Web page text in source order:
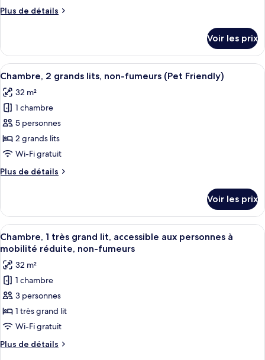
(Chivalrous
chambre :
très
grand
lit,
non-
fumeurs
(Mayan
Paradise)
Plus de détails
Plus
le
type
de
Suite,
très
grand
lit,
non-
fumeurs
(Mayan
Voir les prix
Afficher
toutes
les
photos
pour
ce
type
chambre :
grands
lits,
non-
fumeurs
(Pet
Friendly)
Une chambre d’hôtel avec deux
7
Chambre, 2 grands lits, non-fumeurs (Pet Friendly)
32 m²
1 chambre
5 personnes
2 grands lits
Wi-Fi gratuit
Plus de détails
Plus
le
type
de
chambre
2
grands
lits,
non-
fumeurs
Friendly)
Voir les prix
Afficher
toutes
les
photos
pour
ce
type
de
chambre :
Chambre,
Une chambre d’hôtel comprenant
7
Chambre, 1 très grand lit, accessible aux personnes à
mobilité réduite, non-fumeurs
32 m²
1 chambre
3 personnes
1 très grand lit
Wi-Fi gratuit
Plus de détails
Plus